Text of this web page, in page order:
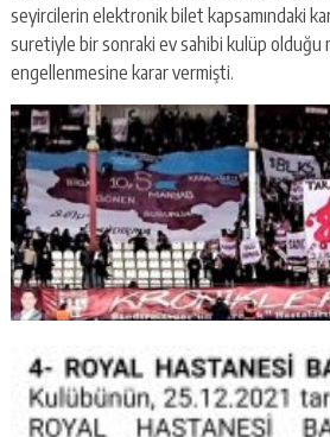
seyircilerin elektronik bilet kapsamındaki
suretiyle bir sonraki ev sahibi kulüp olduğu
engellenmesine karar vermişti.